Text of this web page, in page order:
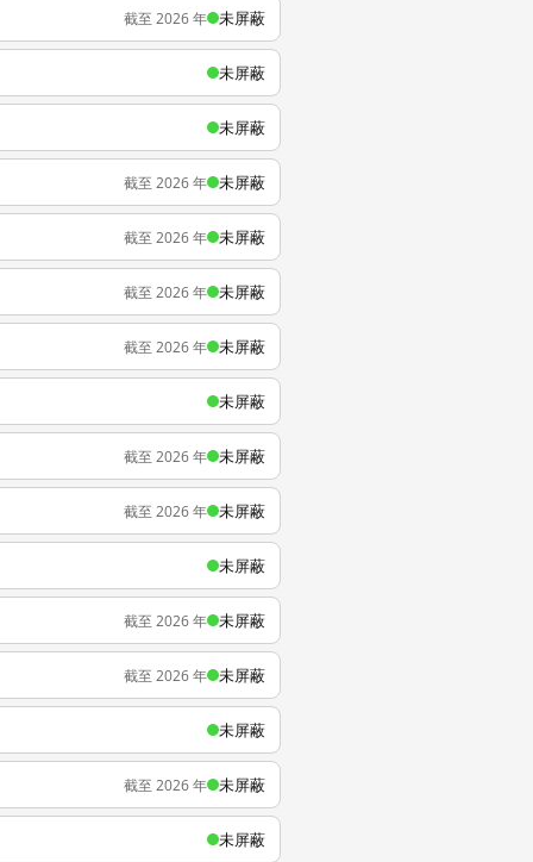
截至 2026 年 未屏蔽
未屏蔽
未屏蔽
截至 2026 年 未屏蔽
截至 2026 年 未屏蔽
截至 2026 年 未屏蔽
截至 2026 年 未屏蔽
未屏蔽
截至 2026 年 未屏蔽
截至 2026 年 未屏蔽
未屏蔽
截至 2026 年 未屏蔽
截至 2026 年 未屏蔽
未屏蔽
截至 2026 年 未屏蔽
未屏蔽